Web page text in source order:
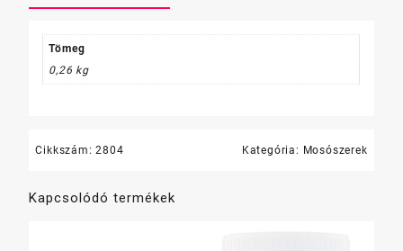
color
Tömeg
0,26 kg
Cikkszám:2804 Kategória: Mosószerek
Kapcsolódó termékek